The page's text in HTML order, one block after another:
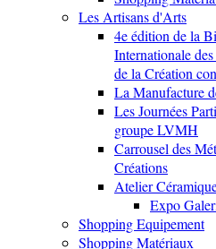
Les Artisans d'Arts
4e édition de la
Internationale
de la Création
La Manufacture
Les Journées
groupe LVMH
Carrousel des
Créations
Atelier
Expo
Shopping Equipement
Shopping Matériaux